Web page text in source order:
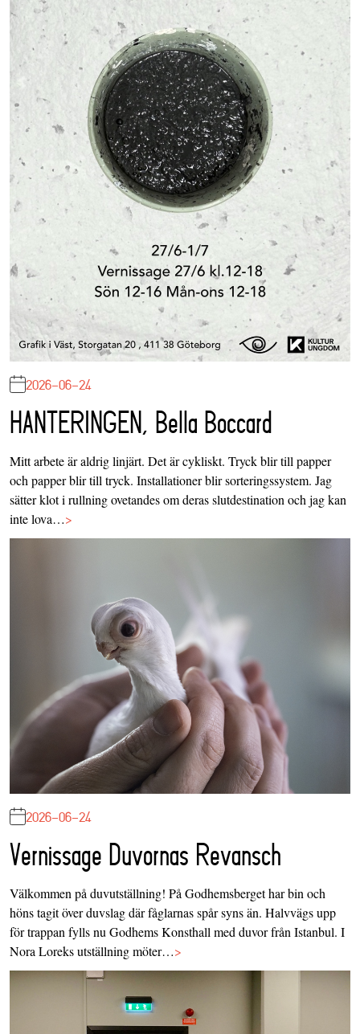
2026-06-24
HANTERINGEN, Bella Boccard
Mitt arbete är aldrig linjärt. Det är cykliskt. Tryck blir till papper
och papper blir till tryck. Installationer blir sorteringssystem. Jag
sätter klot i rullning ovetandes om deras slutdestination och jag kan
inte lova…>
2026-06-24
Vernissage Duvornas Revansch
Välkommen på duvutställning! På Godhemsberget har bin och
höns tagit över duvslag där fåglarnas spår syns än. Halvvägs upp
för trappan fylls nu Godhems Konsthall med duvor från Istanbul. I
Nora Loreks utställning möter…>